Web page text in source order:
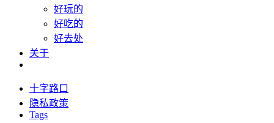
好玩的
好吃的
好去处
关于
十字路口
隐私政策
Tags